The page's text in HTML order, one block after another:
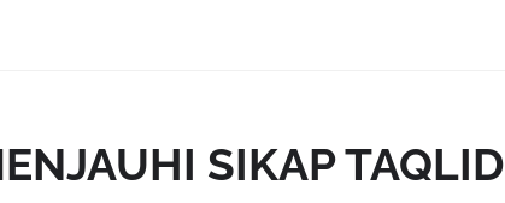
SIKAP TAQLID